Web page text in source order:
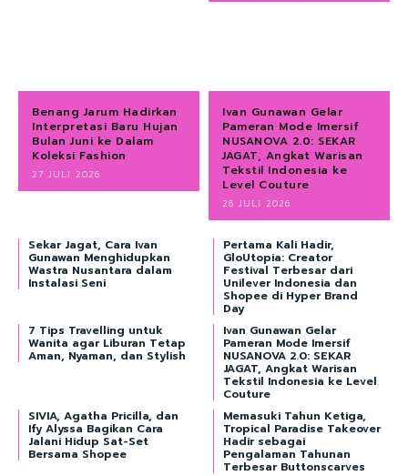
Benang Jarum Hadirkan
Interpretasi Baru Hujan
Bulan Juni ke Dalam
Koleksi Fashion
27 JULI 2026
Ivan Gunawan Gelar
Pameran Mode Imersif
NUSANOVA 2.0: SEKAR
JAGAT, Angkat Warisan
Tekstil Indonesia ke
Level Couture
26 JULI 2026
Sekar Jagat, Cara Ivan
Gunawan Menghidupkan
Wastra Nusantara dalam
Instalasi Seni
Pertama Kali Hadir,
GloUtopia: Creator
Festival Terbesar dari
Unilever Indonesia dan
Shopee di Hyper Brand
Day
7 Tips Travelling untuk
Wanita agar Liburan Tetap
Aman, Nyaman, dan Stylish
Ivan Gunawan Gelar
Pameran Mode Imersif
NUSANOVA 2.0: SEKAR
JAGAT, Angkat Warisan
Tekstil Indonesia ke Level
Couture
SIVIA, Agatha Pricilla, dan
Ify Alyssa Bagikan Cara
Jalani Hidup Sat-Set
Bersama Shopee
Memasuki Tahun Ketiga,
Tropical Paradise Takeover
Hadir sebagai
Pengalaman Tahunan
Terbesar Buttonscarves